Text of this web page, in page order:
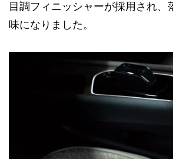
目調フィニッシャーが採用され、
味になりました。